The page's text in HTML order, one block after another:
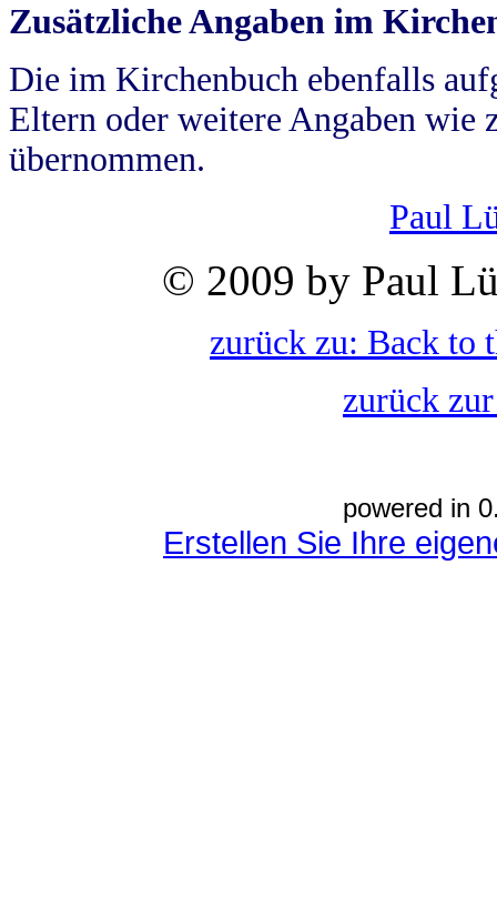
Zusätzliche Angaben im
Die im Kirchenbuch ebenfalls
Eltern oder weitere Angaben wie
übernommen.
Paul
© 2009 by Paul
zurück zu: Back to
zurück
powered in
Erstellen Sie Ihre